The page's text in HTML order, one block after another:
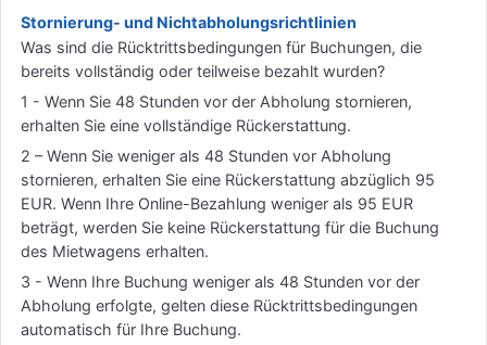
Stornierung- und Nichtabholungsrichtlinien
Was sind die Rücktrittsbedingungen für Buchungen, die
bereits vollständig oder teilweise bezahlt wurden?
1 - Wenn Sie 48 Stunden vor der Abholung stornieren,
erhalten Sie eine vollständige Rückerstattung.
2 – Wenn Sie weniger als 48 Stunden vor Abholung
stornieren, erhalten Sie eine Rückerstattung abzüglich 95
EUR. Wenn Ihre Online-Bezahlung weniger als 95 EUR
beträgt, werden Sie keine Rückerstattung für die Buchung
des Mietwagens erhalten.
3 - Wenn Ihre Buchung weniger als 48 Stunden vor der
Abholung erfolgte, gelten diese Rücktrittsbedingungen
automatisch für Ihre Buchung.